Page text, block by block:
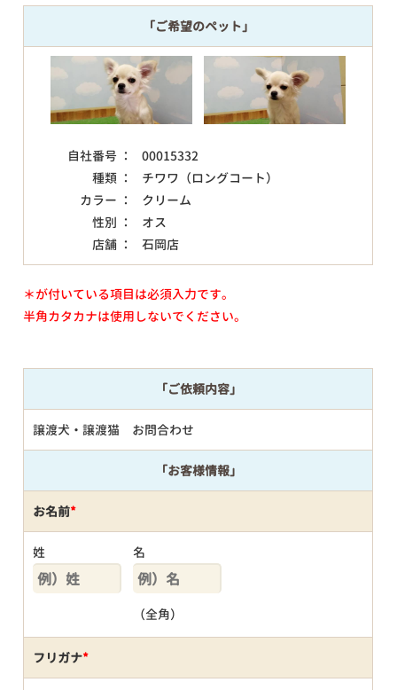
「ご希望のペット」
自社番号 ：
00015332
種類 ：
チワワ（ロングコート）
カラー ：
クリーム
性別 ：
オス
店舗 ：
石岡店
＊が付いている項目は必須入力です。
半角カタカナは使用しないでください。
「ご依頼内容」
譲渡犬・譲渡猫 お問合わせ
「お客様情報」
お名前*
姓 名
（全角）
フリガナ*